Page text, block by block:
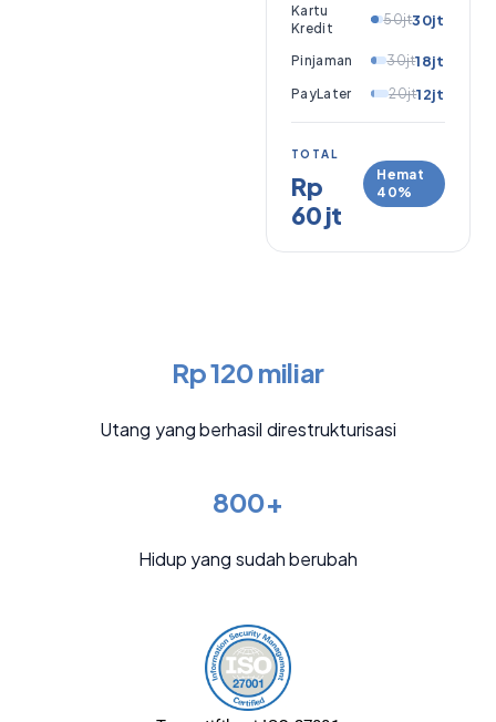
Kartu
Kredit
50jt30jt
Pinjaman 30jt18jt
PayLater 20jt12jt
TOTAL
Rp
60 jt
Hemat
40%
Rp 120 miliar
Utang yang berhasil direstrukturisasi
800+
Hidup yang sudah berubah